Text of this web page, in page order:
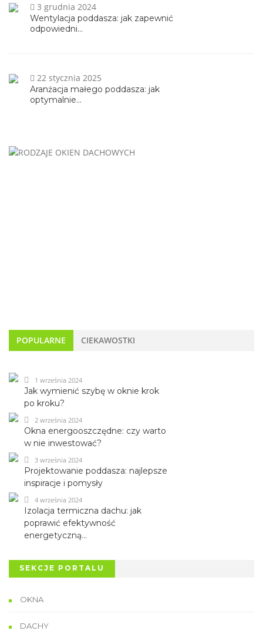
Wentylacja poddasza: jak zapewnić
odpowiedni...
3 grudnia 2024
Aranżacja małego poddasza: jak
optymalnie...
22 stycznia 2025
POPULARNE CIEKAWOSTKI
Jak wymienić szybę w oknie krok
po kroku?
1 września 2024
Okna energooszczędne: czy warto
w nie inwestować?
2 września 2024
Projektowanie poddasza: najlepsze
inspiracje i pomysły
3 września 2024
Izolacja termiczna dachu: jak
poprawić efektywność
energetyczną...
4 września 2024
SEKCJE PORTALU
OKNA
DACHY